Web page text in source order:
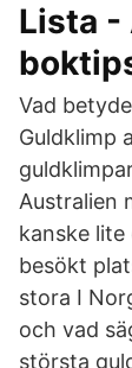
Lista -
Vad
Guldklimp
Australien
kanske
besökt
stora I
och vad
största